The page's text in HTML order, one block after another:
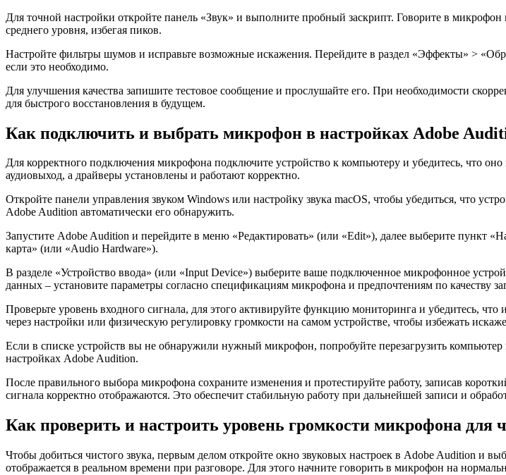
Для точной настройки откройте панель «Звук» и выполните пробный заскрипт. Говорите в микрофон
среднего уровня, избегая пиков.
Настройте фильтры шумов и исправьте возможные искажения. Перейдите в раздел «Эффекты» >
если это необходимо.
Для улучшения качества запишите тестовое сообщение и прослушайте его. При необходимости
для быстрого восстановления в будущем.
Как подключить и выбрать микрофон в настройках Adobe
Для корректного подключения микрофона подключите устройство к компьютеру и убедитесь, что
аудиовыход, а драйверы установлены и работают корректно.
Откройте панели управления звуком Windows или настройку звука macOS, чтобы убедиться, что
Adobe Audition автоматически его обнаружить.
Запустите Adobe Audition и перейдите в меню «Редактировать» (или «Edit»), далее выберите пункт
карта» (или «Audio Hardware»).
В разделе «Устройство ввода» (или «Input Device») выберите ваше подключенное микрофонное
данных – установите параметры согласно спецификациям микрофона и предпочтениям по качеству
Проверьте уровень входного сигнала, для этого активируйте функцию мониторинга и убедитесь,
через настройки или физическую регулировку громкости на самом устройстве, чтобы избежать
Если в списке устройств вы не обнаружили нужный микрофон, попробуйте перезагрузить
настройках Adobe Audition.
После правильного выбора микрофона сохраните изменения и протестируйте работу, записав
сигнала корректно отображаются. Это обеспечит стабильную работу при дальнейшей записи и
Как проверить и настроить уровень громкости микрофона для
Чтобы добиться чистого звука, первым делом откройте окно звуковых настроек в Adobe Audition и
отображается в реальном времени при разговоре. Для этого начните говорить в микрофон на